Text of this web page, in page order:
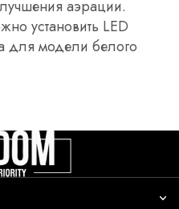
аэрации.
установить LED
для модели белого